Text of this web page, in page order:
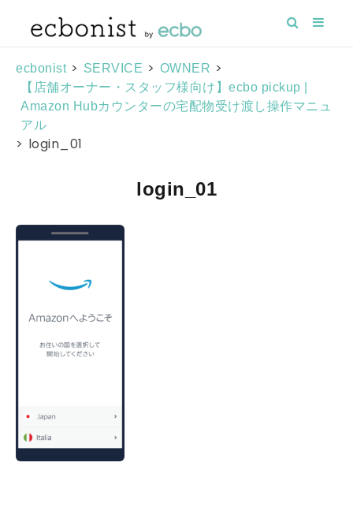
ecbonist > SERVICE > OWNER >
【店舗オーナー・スタッフ様向け】ecbo pickup |
Amazon Hubカウンターの宅配物受け渡し操作マニュ
アル
> login_01
login_01